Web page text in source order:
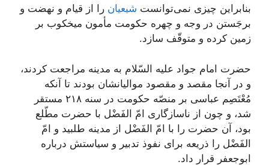
بنابراین چیزى نمى‌توانست شیعیان را از قیام و نهضت و
برجَستن در وجه و چهره حكومت مأمون میخكوب بر
زمین كرده و متوقّف سازد.
حضرت امام جواد علیه السّلام به مدینه مراجعت كردند،
و در آنجا مقصد و مقصود موالیانشان بودند تا آنكه
مُعْتَصِم عباسى بر منصّه حكومت در سنه ٢١٨ مستقر
شد، و چون از ناسازگارى امّ الفَضْل با حضرت مطّلع
بود، آن حضرت را با امّ الفَضْل از مدینه طلبید و امّ
الفَضْل را ذریعه براى نفوذ تدبیر و سیاستش درباره
ابوجعفر قرار داد.